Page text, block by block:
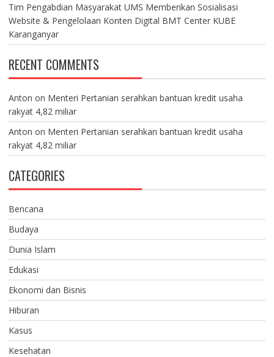
Tim Pengabdian Masyarakat UMS Memberikan Sosialisasi
Website & Pengelolaan Konten Digital BMT Center KUBE
Karanganyar
RECENT COMMENTS
Anton on Menteri Pertanian serahkan bantuan kredit usaha
rakyat 4,82 miliar
Anton on Menteri Pertanian serahkan bantuan kredit usaha
rakyat 4,82 miliar
CATEGORIES
Bencana
Budaya
Dunia Islam
Edukasi
Ekonomi dan Bisnis
Hiburan
Kasus
Kesehatan